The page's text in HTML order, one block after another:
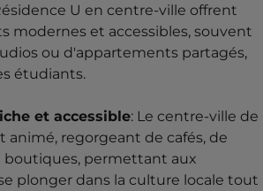
U en centre-ville offrent
modernes et accessibles, souvent
ou d'appartements partagés,
étudiants.
et accessible: Le centre-ville de
animé, regorgeant de cafés, de
boutiques, permettant aux
plonger dans la culture locale tout